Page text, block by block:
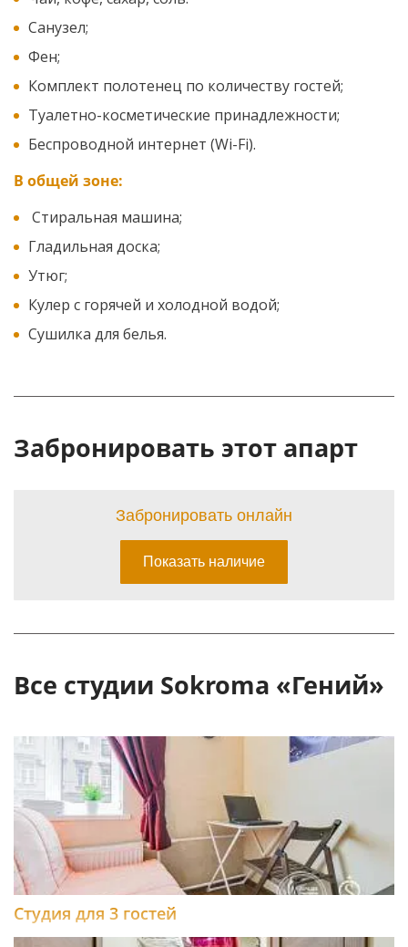
Санузел;
Фен;
Комплект полотенец по количеству гостей;
Туалетно-косметические принадлежности;
Беспроводной интернет (Wi-Fi).
В общей зоне:
Стиральная машина;
Гладильная доска;
Утюг;
Кулер с горячей и холодной водой;
Сушилка для белья.
Забронировать этот апарт
Все студии Sokroma «Гений»
Студия для 3 гостей